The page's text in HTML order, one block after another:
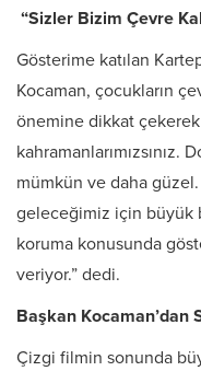
“Sizler Bizim Çevre
Gösterime katılan
Kocaman, çocukların
önemine dikkat
kahramanlarımızsınız.
mümkün ve daha güzel.
geleceğimiz için büyük
koruma konusunda
veriyor.” dedi.
Başkan Kocaman’dan
Çizgi filmin sonunda